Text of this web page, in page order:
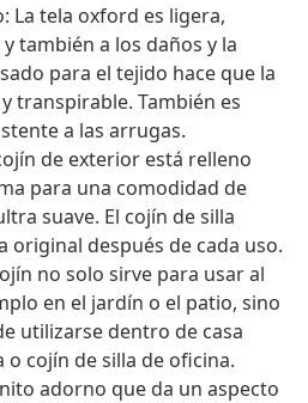
La tela oxford es ligera,
también a los daños y la
para el tejido hace que la
transpirable. También es
a las arrugas.
de exterior está relleno
para una comodidad de
suave. El cojín de silla
original después de cada uso.
no solo sirve para usar al
en el jardín o el patio, sino
utilizarse dentro de casa
o cojín de silla de oficina.
adorno que da un aspecto